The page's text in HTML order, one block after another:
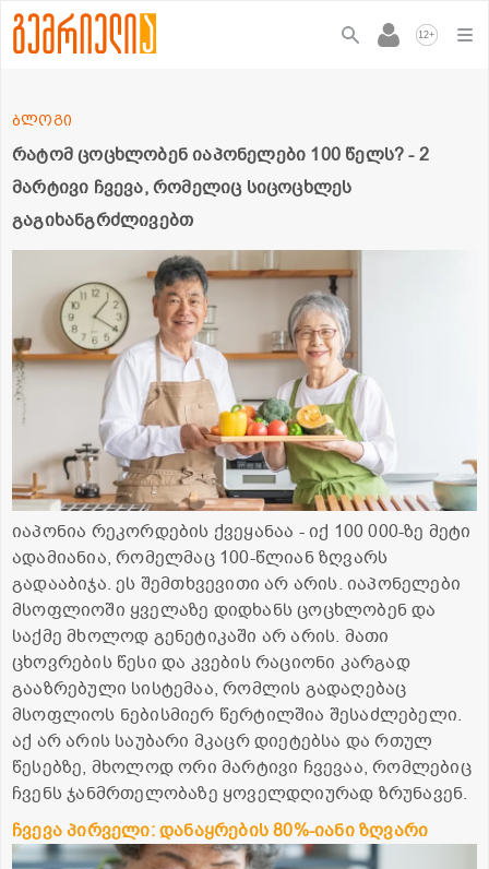
12+
რატომ ცოცხლობენ იაპონელები 100 წელს? - 2
მარტივი ჩვევა, რომელიც სიცოცხლეს
გაგიხანგრძლივებთ
ბლოგი
იაპონია რეკორდების ქვეყანაა - იქ 100 000-ზე მეტი
ადამიანია, რომელმაც 100-წლიან ზღვარს
გადააბიჯა. ეს შემთხვევითი არ არის. იაპონელები
მსოფლიოში ყველაზე დიდხანს ცოცხლობენ და
საქმე მხოლოდ გენეტიკაში არ არის. მათი
ცხოვრების წესი და კვების რაციონი კარგად
გააზრებული სისტემაა, რომლის გადაღებაც
მსოფლიოს ნებისმიერ წერტილშია შესაძლებელი.
აქ არ არის საუბარი მკაცრ დიეტებსა და რთულ
წესებზე, მხოლოდ ორი მარტივი ჩვევაა, რომლებიც
ჩვენს ჯანმრთელობაზე ყოველდღიურად ზრუნავენ.
ჩვევა პირველი: დანაყრების 80%-იანი ზღვარი